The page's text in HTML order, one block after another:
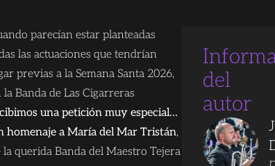
parecían estar planteadas
las actuaciones que tendrían
previas a la Semana Santa 2026,
la Banda de Las Cigarreras
una petición muy especial…
homenaje a María del Mar Tristán,
la querida Banda del Maestro Tejera
del
autor